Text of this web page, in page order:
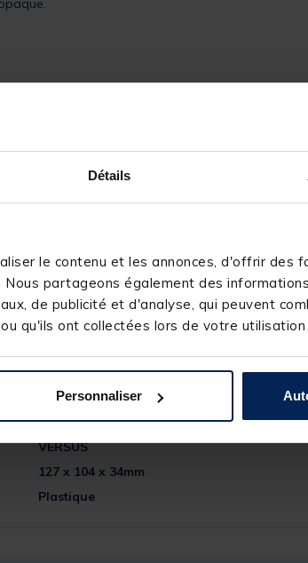
Détails
le contenu et les annonces, d'offrir des
partageons également des
de publicité et d'analyse, qui peuvent
qu'ils ont collectées lors de votre
Personnaliser
35700-1
VERSUS
127 x 104 x 34mm
Plastique